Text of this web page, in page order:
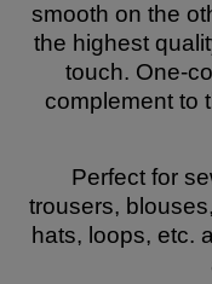
smooth on the
the highest
touch. One-
complement to
Perfect for
trousers,
hats, loops, etc.